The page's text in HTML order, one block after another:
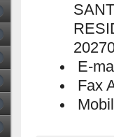
E-
Fax